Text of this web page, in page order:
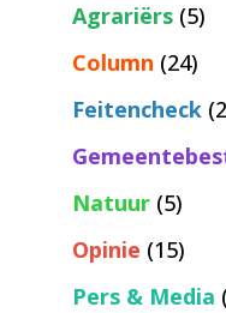
Agrariërs(5)
Column (24)
Feitencheck
Natuur(5)
Opinie (15)
Pers & Media